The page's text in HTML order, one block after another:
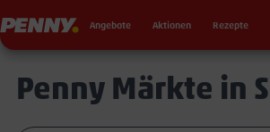
Penny Angebote Aktionen Rezepte
Penny Märkte in